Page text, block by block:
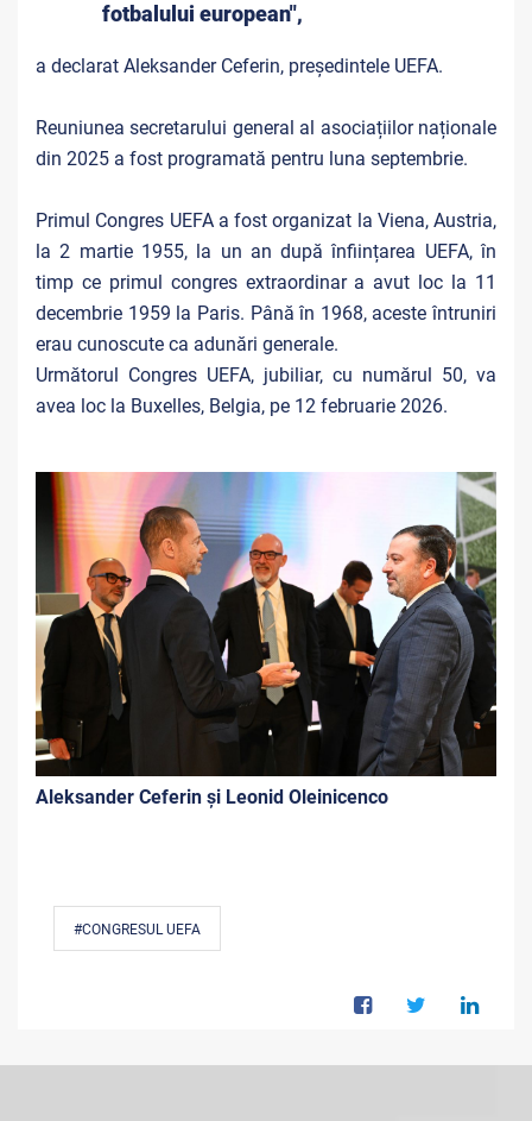
fotbalului european",
a declarat Aleksander Ceferin, președintele UEFA.
Reuniunea secretarului general al asociațiilor naționale
din 2025 a fost programată pentru luna septembrie.
Primul Congres UEFA a fost organizat la Viena, Austria,
la 2 martie 1955, la un an după înființarea UEFA, în
timp ce primul congres extraordinar a avut loc la 11
decembrie 1959 la Paris. Până în 1968, aceste întruniri
erau cunoscute ca adunări generale.
Următorul Congres UEFA, jubiliar, cu numărul 50, va
avea loc la Buxelles, Belgia, pe 12 februarie 2026.
Aleksander Ceferin și Leonid Oleinicenco
#CONGRESUL UEFA